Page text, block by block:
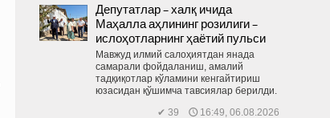
Депутатлар – халқ ичида
Маҳалла аҳлининг розилиги –
ислоҳотларнинг ҳаётий пульси
Мавжуд илмий салоҳиятдан янада
самарали фойдаланиш, амалий
тадқиқотлар кўламини кенгайтириш
юзасидан қўшимча тавсиялар берилди.
✔ 39 🕔 16:49, 06.08.2026